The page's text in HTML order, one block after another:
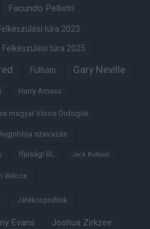
Facundo Pellistri
túra 2023
Felkészülési túra 2025
Fulham Gary Neville
Harry Amass
magyar Vörös Ördögök
szavazás
Ifjúsági BL Jack Butland
Wilcox
Játékosprofilok
Evans Joshua Zirkzee